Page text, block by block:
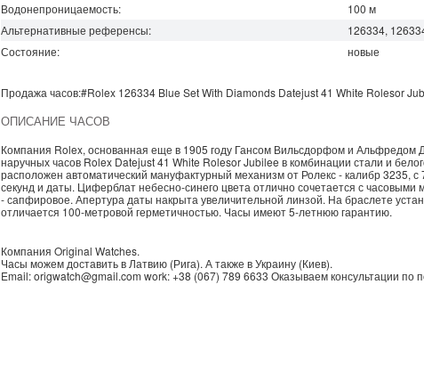
Водонепроницаемость: 100 м
Альтернативные референсы:
126334,
Состояние:
новые
Продажа часов:#Rolex 126334 Blue Set With Diamonds Datejust41 White Rolesor
ОПИСАНИЕ ЧАСОВ
Компания Rolex, основанная еще в 1905 году Гансом Вильсдорфом и Альфредом
наручных часов Rolex Datejust 41 White Rolesor Jubilee в комбинации стали и
расположен автоматический мануфактурный механизм от Ролекс - калибр 3235,
секунд и даты. Циферблат небесно-синего цвета отлично сочетается с
- сапфировое. Апертура даты накрыта увеличительной линзой. На браслете
отличается 100-метровой герметичностью. Часы имеют 5-летнюю гарантию.
Компания Original Watches.
Часы можем доставить в Латвию (Рига). А также вУкраину (Киев).
Email:origwatch@gmail.com work:+38 (067) 789 6633 Оказываем консультации по